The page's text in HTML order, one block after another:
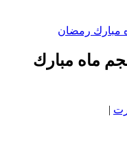
ماه مبارك
|